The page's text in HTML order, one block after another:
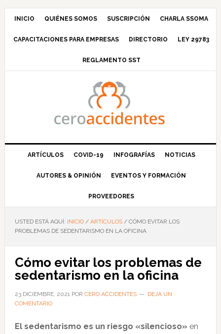
Saltar
navegación
Saltar
principal
Saltar
barra
principal
Saltar
INICIO QUIÉNES SOMOS SUSCRIPCIÓN CHARLA SSOMA
CAPACITACIONES PARA EMPRESAS DIRECTORIO LEY 29783
REGLAMENTO SST
ARTÍCULOS COVID-19 INFOGRAFÍAS NOTICIAS
AUTORES & OPINIÓN EVENTOS Y FORMACIÓN
PROVEEDORES
USTED ESTÁ AQUÍ: INICIO / ARTÍCULOS /CÓMO EVITAR LOS
PROBLEMAS DE SEDENTARISMO EN LA OFICINA
Cómo evitar los problemas de
sedentarismo en la oficina
23 DICIEMBRE, 2021POR CERO ACCIDENTES
DEJA UN
COMENTARIO
El sedentarismo es un riesgo «silencioso» en